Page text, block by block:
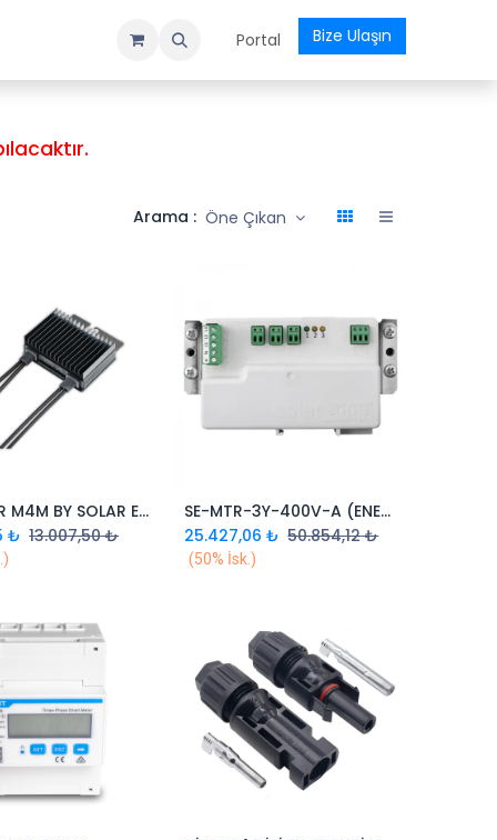
Etkinlikler Ödeme Formu
Portal Bize Ulaşın
Arama : Öne Çıkan
Sepete Ekle
P1100-4R M4M BY SOLAR EDGE OPTİMİZER
₺ 13.007,50₺
Sepete Ekle
SE-MTR-3Y-400V-A (ENERGY METER) SOLAR EDGE
25.427,06 ₺ 50.854,12₺
(50% İsk.)